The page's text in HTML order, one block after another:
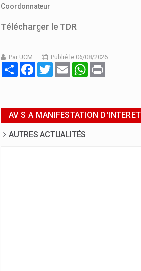
Coordonnateur
Télécharger le TDR
Par UCM
Publié le 06/08/2026
PartagerFacebook
Twitter Email WhatsApp
AVIS A MANIFESTATION D'INTERET
AUTRES ACTUALITÉS